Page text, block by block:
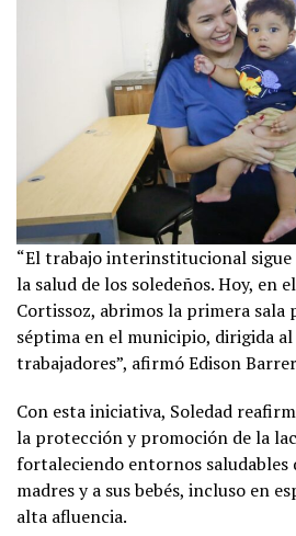
“El trabajo interinstitucional
la salud de los soledeños. Hoy, en
Cortissoz, abrimos la primera sala
séptima en el municipio, dirigida
trabajadores”, afirmó Edison
Con esta iniciativa, Soledad
la protección y promoción de la
fortaleciendo entornos saludables
madres y a sus bebés, incluso en
alta afluencia.